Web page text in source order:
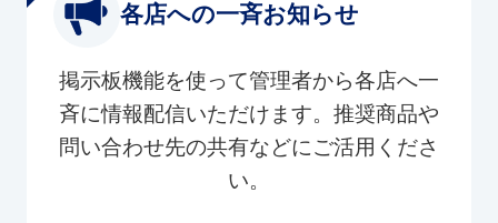
各店への一斉お知らせ
掲示板機能を使って管理者から各店へ一
斉に情報配信いただけます。推奨商品や
問い合わせ先の共有などにご活用くださ
い。